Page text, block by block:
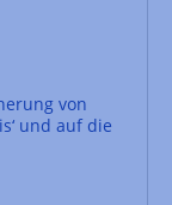
von
und auf die